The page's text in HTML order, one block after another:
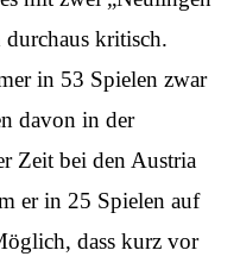
kritisch.
in 53 Spielen zwar
davon in der
Zeit bei den Austria
er in 25 Spielen auf
dass kurz vor